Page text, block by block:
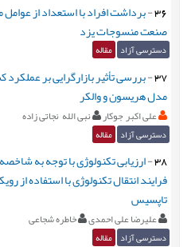
36
-برداشت افراد با استعداد از
صنعت منسوجات يزد
دسترسی آزاد مقاله
37
-بررسی تأثیر بازارگرایی بر عملکرد
مدل هریسون و والکر
علی اکبر جوکار نبی الله نجاتی زاده
دسترسی آزاد مقاله
38
-ارزیابی تکنولوژی با توجه به
فرایند انتقال تکنولوژی با استفاده از
تاپسیس
علیرضا علی احمدی خاطره شجاعی
دسترسی آزاد مقاله